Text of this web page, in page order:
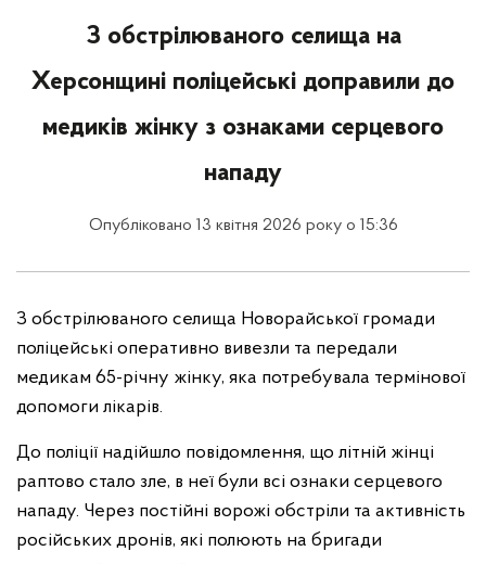
З обстрілюваного селища на
Херсонщині поліцейські доправили до
медиків жінку з ознаками серцевого
нападу
Опубліковано 13 квітня 2026 року о 15:36
З обстрілюваного селища Новорайської громади
поліцейські оперативно вивезли та передали
медикам 65-річну жінку, яка потребувала термінової
допомоги лікарів.
До поліції надійшло повідомлення, що літній жінці
раптово стало зле, в неї були всі ознаки серцевого
нападу. Через постійні ворожі обстріли та активність
російських дронів, які полюють на бригади